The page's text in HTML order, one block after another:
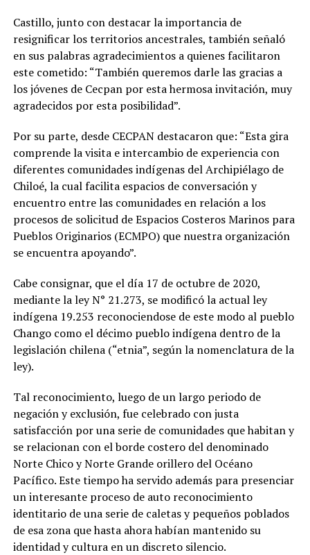
Castillo, junto con destacar la importancia de
resignificar los territorios ancestrales, también señaló
en sus palabras agradecimientos a quienes facilitaron
este cometido: “También queremos darle las gracias a
los jóvenes de Cecpan por esta hermosa invitación, muy
agradecidos por esta posibilidad”.
Por su parte, desde CECPAN destacaron que: “Esta gira
comprende la visita e intercambio de experiencia con
diferentes comunidades indígenas del Archipiélago de
Chiloé, la cual facilita espacios de conversación y
encuentro entre las comunidades en relación a los
procesos de solicitud de Espacios Costeros Marinos para
Pueblos Originarios (ECMPO) que nuestra organización
se encuentra apoyando”.
Cabe consignar, que el día 17 de octubre de 2020,
mediante la ley N° 21.273, se modificó la actual ley
indígena 19.253 reconociendose de este modo al pueblo
Chango como el décimo pueblo indígena dentro de la
legislación chilena (“etnia”, según la nomenclatura de la
ley).
Tal reconocimiento, luego de un largo periodo de
negación y exclusión, fue celebrado con justa
satisfacción por una serie de comunidades que habitan y
se relacionan con el borde costero del denominado
Norte Chico y Norte Grande orillero del Océano
Pacífico. Este tiempo ha servido además para presenciar
un interesante proceso de auto reconocimiento
identitario de una serie de caletas y pequeños poblados
de esa zona que hasta ahora habían mantenido su
identidad y cultura en un discreto silencio.